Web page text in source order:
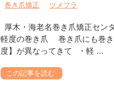
巻き爪矯正
ツメフラ
厚木・海老名巻き爪矯正セン
軽度の巻き爪 巻き爪にも巻き
度】が異なってきて ・軽 …
この記事を読む